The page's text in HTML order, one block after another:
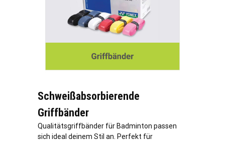
Schweißabsorbierende
Griffbänder
Qualitätsgriffbänder für Badminton passen
sich ideal deinem Stil an. Perfekt für